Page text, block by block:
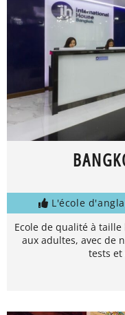
L'école
Ecole de qualité à
aux adultes, avec de
tests et